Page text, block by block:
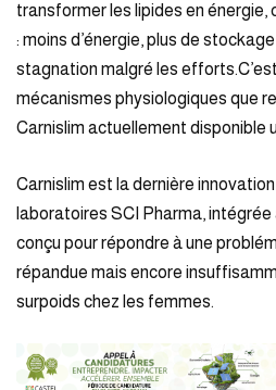
transformer les lipides en énergie,
: moins d’énergie, plus de
stagnation malgré les
mécanismes physiologiques que
Carnislim actuellement disponible
Carnislim est la dernière
laboratoires SCI Pharma,
conçu pour répondre à une
répandue mais encore
surpoids chez les femmes.